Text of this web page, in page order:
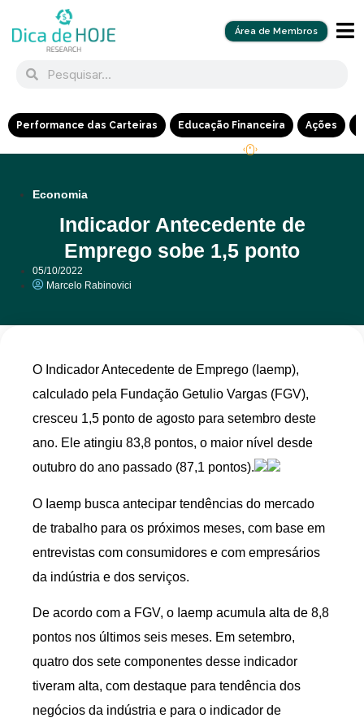
Área de Membros
Performance das Carteiras Educação Financeira Ações
Economia
Indicador Antecedente de
Emprego sobe 1,5 ponto
05/10/2022
Marcelo Rabinovici
O Indicador Antecedente de Emprego (Iaemp),
calculado pela Fundação Getulio Vargas (FGV),
cresceu 1,5 ponto de agosto para setembro deste
ano. Ele atingiu 83,8 pontos, o maior nível desde
outubro do ano passado (87,1 pontos).
O Iaemp busca antecipar tendências do mercado
de trabalho para os próximos meses, com base em
entrevistas com consumidores e com empresários
da indústria e dos serviços.
De acordo com a FGV, o Iaemp acumula alta de 8,8
pontos nos últimos seis meses. Em setembro,
quatro dos sete componentes desse indicador
tiveram alta, com destaque para tendência dos
negócios da indústria e para o indicador de